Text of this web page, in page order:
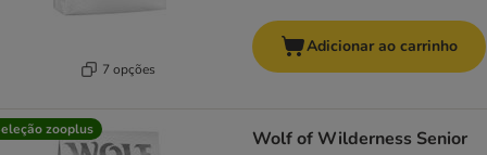
7 opções
Adicionar ao carrinho
zooplus
Wolf of Wilderness Senior